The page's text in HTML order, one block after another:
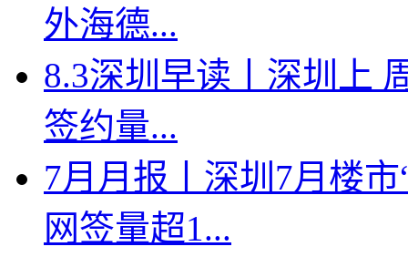
外海德...
8.3深圳早读丨深圳上
签约量...
7月月报丨深圳7月楼
网签量超1...